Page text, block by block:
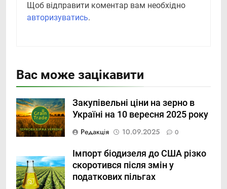
Щоб відправити коментар вам необхідно
авторизуватись.
Вас може зацікавити
Закупівельні ціни на зерно в
Україні на 10 вересня 2025 року
Редакція
10.09.2025 0
Імпорт біодизеля до США різко
скоротився після змін у
податкових пільгах